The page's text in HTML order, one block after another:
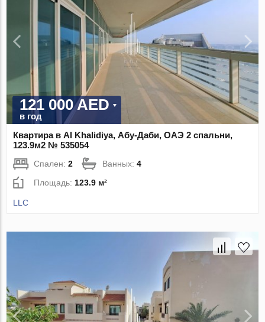
121 000 AED
в год
Квартира в Al Khalidiya, Абу-Даби, ОАЭ 2 спальни,
123.9м2 № 535054
Спален:2 Ванных:4
Площадь:123.9 м²
LLC